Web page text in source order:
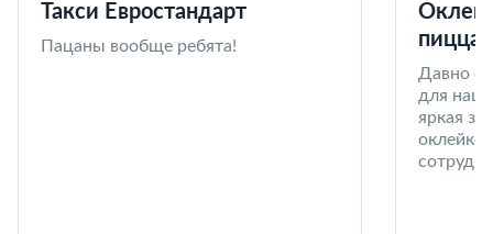
Такси Евростандарт
Пацаны вообще ребята!
пицца
Давно
для
яркая
оклейке